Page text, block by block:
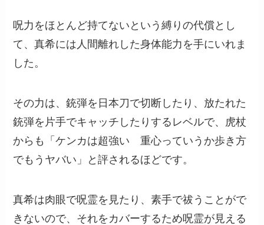
呪力をほとんど持てないという縛りの代償とし
て、真希には人間離れした身体能力を手にいれま
した。
その力は、銃弾を日本刀で切断したり、放たれた
銃弾を片手でキャッチしたりするレベルで、虎杖
からも「ケンカは超強い 重心っていうか歩き方
でもうヤバい」と評されるほどです。
真希は肉眼で呪霊を見たり、素手で祓うことがで
きないので、それをカバーするため呪霊が見える